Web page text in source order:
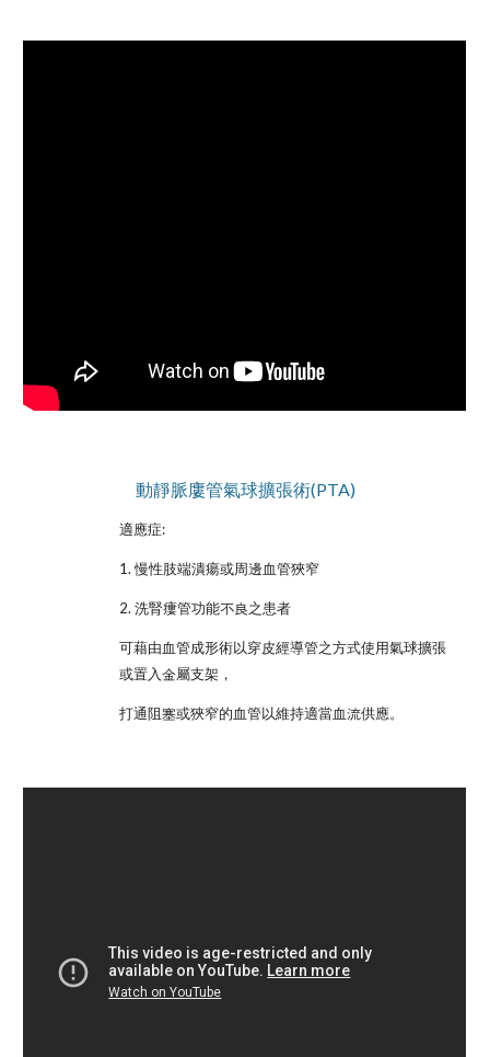
動靜脈廔管氣球擴張術(PTA)
適應症:
1. 慢性肢端潰瘍或周邊血管狹窄
2. 洗腎瘻管功能不良之患者
可藉由血管成形術以穿皮經導管之方式使用氣球擴張
或置入金屬支架，
打通阻塞或狹窄的血管以維持適當血流供應。